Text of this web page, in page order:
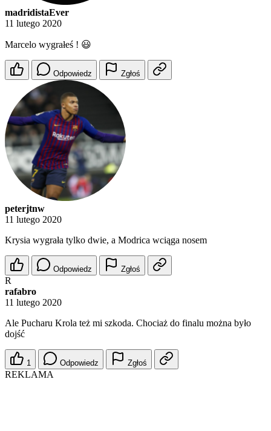
madridistaEver
11 lutego 2020
Marcelo wygrałeś ! 😃
Odpowiedz Zgłoś
peterjtnw
11 lutego 2020
Krysia wygrała tylko dwie, a Modrica wciąga nosem
Odpowiedz Zgłoś
R
rafabro
11 lutego 2020
Ale Pucharu Krola też mi szkoda. Chociaż do finalu można było
dojść
1 Odpowiedz Zgłoś
REKLAMA